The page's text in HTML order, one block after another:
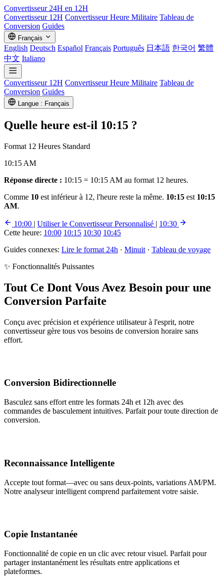
Convertisseur 24H en 12H
Convertisseur 12H Convertisseur Heure Militaire Tableau de
Conversion Guides
Français
English Deutsch Español Français Português 日本語 한국어 繁體
中文 Italiano
Convertisseur 12H Convertisseur Heure Militaire Tableau de
Conversion Guides
Langue : Français
Quelle heure est-il 10:15 ?
Format 12 Heures Standard
10:15 AM
Réponse directe : 10:15 = 10:15 AM au format 12 heures.
Comme 10 est inférieur à 12, l'heure reste la même. 10:15 est 10:15
AM.
10:00 | Utiliser le Convertisseur Personnalisé | 10:30
Cette heure: 10:00 10:15 10:30 10:45
Guides connexes: Lire le format 24h · Minuit · Tableau de voyage
✨ Fonctionnalités Puissantes
Tout Ce Dont Vous Avez Besoin pour une
Conversion Parfaite
Conçu avec précision et expérience utilisateur à l'esprit, notre
convertisseur gère tous vos besoins de conversion horaire sans
effort.
Conversion Bidirectionnelle
Basculez sans effort entre les formats 24h et 12h avec des
commandes de basculement intuitives. Parfait pour toute direction de
conversion.
Reconnaissance Intelligente
Accepte tout format—avec ou sans deux-points, variations AM/PM.
Notre analyseur intelligent comprend parfaitement votre saisie.
Copie Instantanée
Fonctionnalité de copie en un clic avec retour visuel. Parfait pour
partager instantanément les résultats entre applications et
plateformes.